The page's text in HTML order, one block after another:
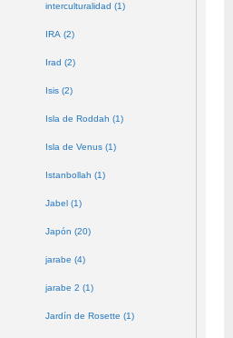
interculturalidad (1)
IRA (2)
Irad (2)
Isis (2)
Isla de Roddah (1)
Isla de Venus (1)
Istanbollah (1)
Jabel (1)
Japón (20)
jarabe (4)
jarabe 2 (1)
Jardín de Rosette (1)